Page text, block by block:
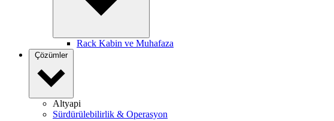
Rack Kabin ve Muhafaza
Çözümler
Altyapi
Sürdürülebilirlik & Operasyon